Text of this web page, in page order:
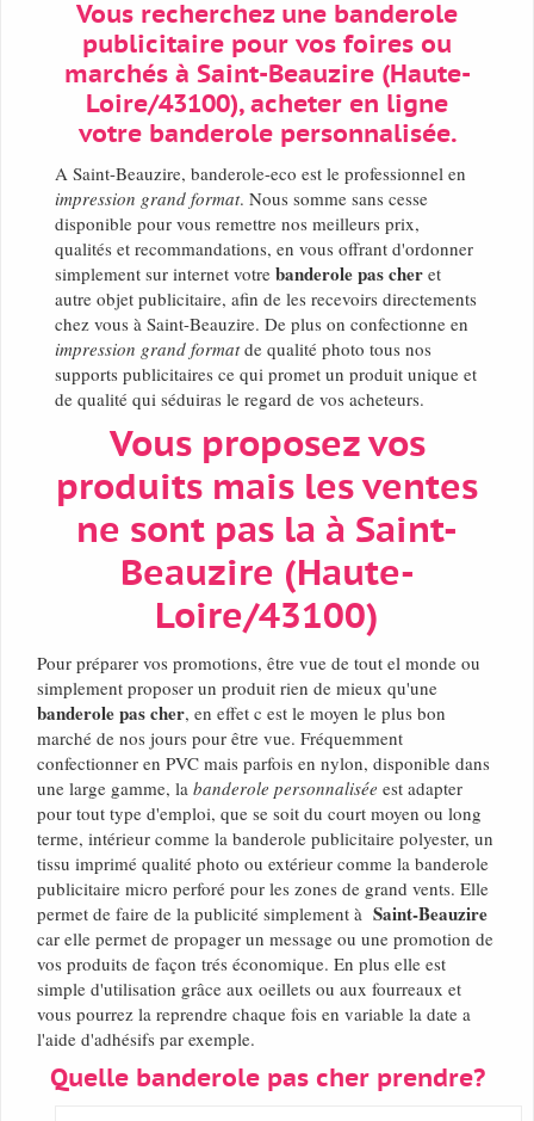
Vous recherchez une banderole
publicitaire pour vos foires ou
marchés à Saint-Beauzire (Haute-
Loire/43100), acheter en ligne
votre banderole personnalisée.
A Saint-Beauzire, banderole-eco est le professionnel en
impression grand format. Nous somme sans cesse
disponible pour vous remettre nos meilleurs prix,
qualités et recommandations, en vous offrant d'ordonner
simplement sur internet votre banderole pas cher et
autre objet publicitaire, afin de les recevoirs directements
chez vous à Saint-Beauzire. De plus on confectionne en
impression grand formatde qualité photo tous nos
supports publicitaires ce qui promet un produit unique et
de qualité qui séduiras le regard de vos acheteurs.
Vous proposez vos
produits mais les ventes
ne sont pas la à Saint-
Beauzire (Haute-
Loire/43100)
Pour préparer vos promotions, être vue de tout el monde ou
simplement proposer un produit rien de mieux qu'une
banderole pas cher, en effet c est le moyen le plus bon
marché de nos jours pour être vue. Fréquemment
confectionner en PVC mais parfois en nylon, disponible dans
une large gamme, la banderole personnalisée est adapter
pour tout type d'emploi, que se soit du court moyen ou long
terme, intérieur comme la banderole publicitaire polyester, un
tissu imprimé qualité photo ou extérieur comme la banderole
publicitaire micro perforé pour les zones de grand vents. Elle
permet de faire de la publicité simplement à Saint-Beauzire
car elle permet de propager un message ou une promotion de
vos produits de façon trés économique. En plus elle est
simple d'utilisation grâce aux oeillets ou aux fourreaux et
vous pourrez la reprendre chaque fois en variable la date a
l'aide d'adhésifs par exemple.
Quelle banderole pas cher prendre?